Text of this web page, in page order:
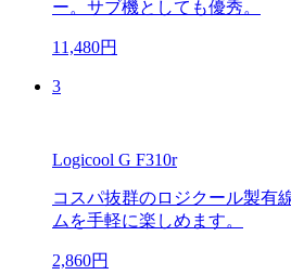
ー。サブ機としても優秀。
11,480円
3
Logicool G F310r
コスパ抜群のロジクール製有
ムを手軽に楽しめます。
2,860円